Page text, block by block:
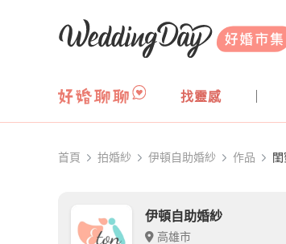
WeddingDay 好婚市集
找靈感
首頁 拍婚紗 伊頓自助婚紗 作品
伊頓自助婚紗
高雄市